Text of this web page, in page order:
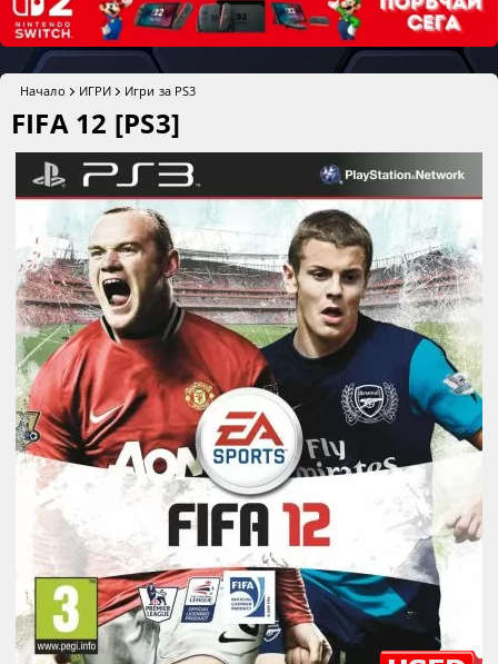
Начало ИГРИ Игри за PS3
FIFA 12 [PS3]